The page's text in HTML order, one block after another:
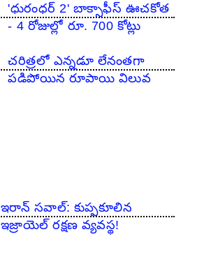
'ధురంధర్ 2' బాక్సాఫీస్ ఊచకోత
- 4 రోజుల్లో రూ. 700 కోట్లు
చరిత్రలో ఎన్నడూ లేనంతగా
పడిపోయిన రూపాయి విలువ
ఇరాన్ సవాల్: కుప్పకూలిన
ఇజ్రాయెల్ రక్షణ వ్యవస్థ!